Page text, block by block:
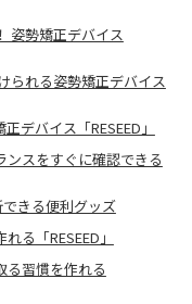
姿勢矯正デバイス
られる姿勢矯正デバイス
デバイス「RESEED」
スをすぐに確認できる
きる便利グッズ
る「RESEED」
る習慣を作れる